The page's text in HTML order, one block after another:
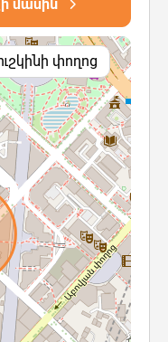
մասին
փողոց